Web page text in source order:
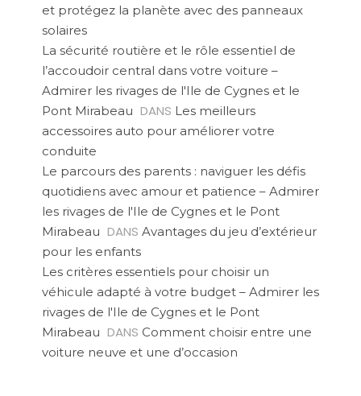
et protégez la planète avec des panneaux
solaires
La sécurité routière et le rôle essentiel de
l’accoudoir central dans votre voiture –
Admirer les rivages de l'Ile de Cygnes et le
Pont Mirabeau DANS Les meilleurs
accessoires auto pour améliorer votre
conduite
Le parcours des parents : naviguer les défis
quotidiens avec amour et patience – Admirer
les rivages de l'Ile de Cygnes et le Pont
Mirabeau DANS Avantages du jeu d’extérieur
pour les enfants
Les critères essentiels pour choisir un
véhicule adapté à votre budget – Admirer les
rivages de l'Ile de Cygnes et le Pont
Mirabeau DANS Comment choisir entre une
voiture neuve et une d’occasion